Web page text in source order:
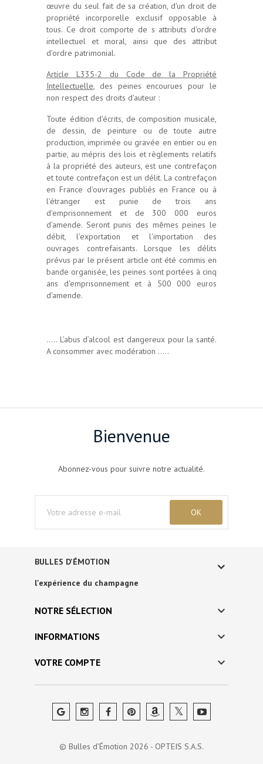
œuvre du seul fait de sa création, d'un droit de
propriété incorporelle exclusif opposable à
tous. Ce droit comporte de s attributs d'ordre
intellectuel et moral, ainsi que des attribut
d'ordre patrimonial.
Article L335-2 du Code de la Propriété
Intellectuelle, des peines encourues pour le
non respect des droits d'auteur :
Toute édition d'écrits, de composition musicale,
de dessin, de peinture ou de toute autre
production, imprimée ou gravée en entier ou en
partie, au mépris des lois et règlements relatifs
à la propriété des auteurs, est une contrefaçon
et toute contrefaçon est un délit. La contrefaçon
en France d'ouvrages publiés en France ou à
l'étranger est punie de trois ans
d'emprisonnement et de 300 000 euros
d'amende. Seront punis des mêmes peines le
débit, l'exportation et l'importation des
ouvrages contrefaisants. Lorsque les délits
prévus par le présent article ont été commis en
bande organisée, les peines sont portées à cinq
ans d'emprisonnement et à 500 000 euros
d'amende.
..... L’abus d’alcool est dangereux pour la santé.
A consommer avec modération .....
Bienvenue
Abonnez-vous pour suivre notre actualité.
BULLES D'ÉMOTION
l'expérience du champagne
NOTRE SÉLECTION 
INFORMATIONS 
VOTRE COMPTE 
© Bulles d'Émotion 2026 - OPTEIS S.A.S.